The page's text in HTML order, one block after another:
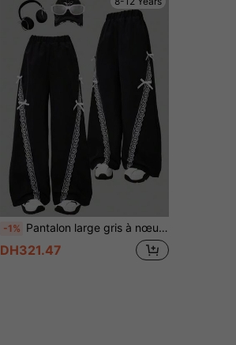
-1% Pantalon large gris à nœud et bordure en dentelle, à la mode, doux, décontracté, minimaliste, convient aux filles, pour le printemps et l'automne, port extérieur, fête, vacances, Saint-Valentin, campus et port quotidien.
DH321.47